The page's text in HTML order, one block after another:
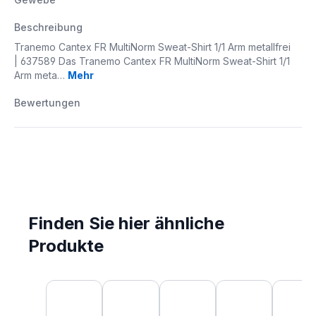
Beschreibung
Tranemo Cantex FR MultiNorm Sweat-Shirt 1/1 Arm metallfrei
| 637589 Das Tranemo Cantex FR MultiNorm Sweat-Shirt 1/1
Arm meta… Mehr
Bewertungen
Finden Sie hier ähnliche
Produkte
Produktgalerie überspringen